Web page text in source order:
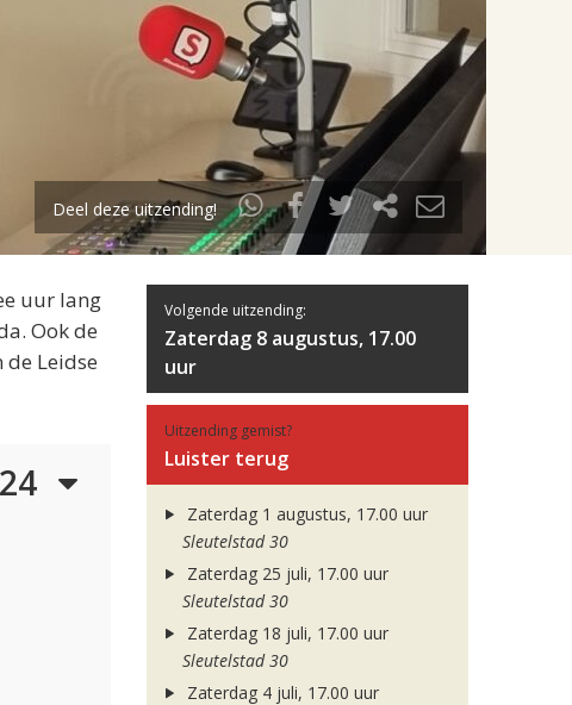
Deel deze uitzending!
uur lang
Ook de
Leidse
Volgende uitzending:
Zaterdag 8 augustus, 17.00
uur
Uitzending gemist?
Luister terug
Zaterdag 1 augustus, 17.00 uur
Sleutelstad 30
Zaterdag 25 juli, 17.00 uur
Sleutelstad 30
Zaterdag 18 juli, 17.00 uur
Sleutelstad 30
Zaterdag 4 juli, 17.00 uur